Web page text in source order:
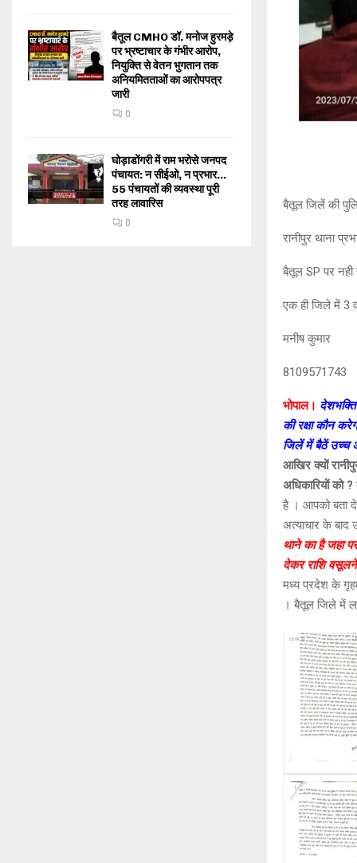
बैतूल जिलें की
रानीपुर थाना
बैतूल SP पर नही
एक ही जिले में 3
मनीष कुमार
8109571743
भोपाल।
की रक्षा कौन
जिलें में बैठें उच्च
आखिर क्यों
अधिकारियों को ?
है । आपको बता दे
अत्याचार के बाद
थाने का है जहा
देकर राशि वसूलने
मध्य प्रदेश के
। बैतूल जिले में
बैतूल CMHO डॉ. मनोज हुरमड़े
पर भ्रष्टाचार के गंभीर आरोप,
नियुक्ति से वेतन भुगतान तक
अनियमितताओं का आरोपपत्र
जारी
0
घोड़ाडोंगरी में राम भरोसे जनपद
पंचायत: न सीईओ, न प्रभार…
55 पंचायतों की व्यवस्था पूरी
तरह लावारिस
0